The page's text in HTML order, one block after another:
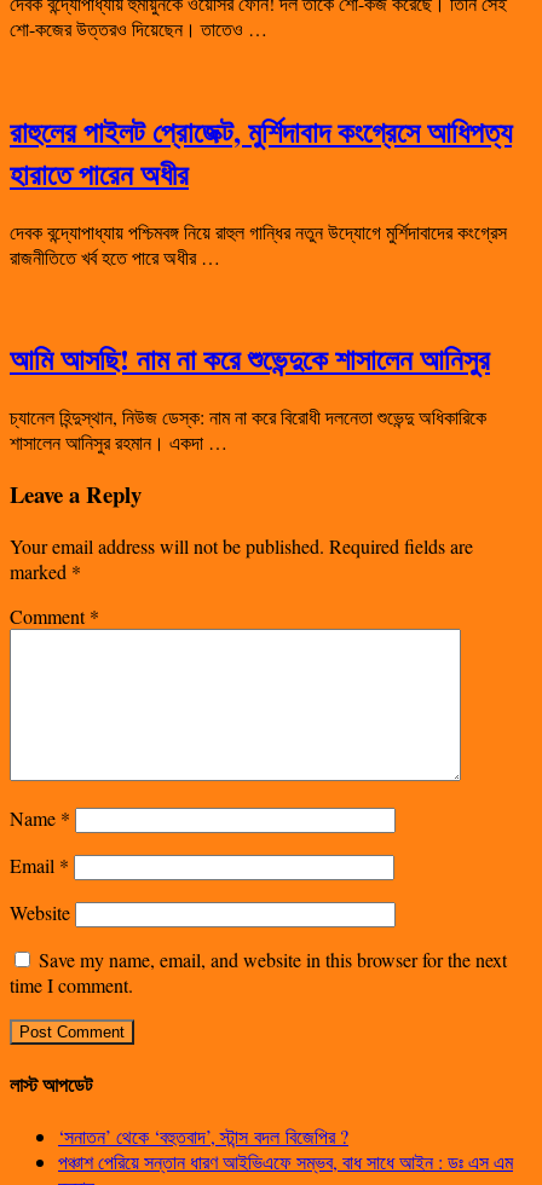
শো-কজের উত্তরও দিয়েছেন। তাতেও …
রাহুলের পাইলট প্রোজেক্ট, মুর্শিদাবাদ কংগ্রেসে আধিপত্য
হারাতে পারেন অধীর
দেবক বন্দ্যোপাধ্যায় পশ্চিমবঙ্গ নিয়ে রাহুল গান্ধির নতুন উদ্যোগে মুর্শিদাবাদের কংগ্রেস
রাজনীতিতে খর্ব হতে পারে অধীর …
আমি আসছি! নাম না করে শুভেন্দুকে শাসালেন আনিসুর
চ্যানেল হিন্দুস্থান, নিউজ ডেস্ক: নাম না করে বিরোধী দলনেতা শুভেন্দু অধিকারিকে
শাসালেন আনিসুর রহমান। একদা …
Leave a Reply
Your email address will not be published. Required fields are
marked *
Comment*
Name *
Email *
Website
Save my name, email, and website in this browser for the next
time I comment.
লাস্ট আপডেট
‘সনাতন’ থেকে ‘বহুতবাদ’, স্টান্স বদল বিজেপির ?
পঞ্চাশ পেরিয়ে সন্তান ধারণ আইভিএফে সম্ভব, বাধ সাধে আইন : ডঃ এস এম